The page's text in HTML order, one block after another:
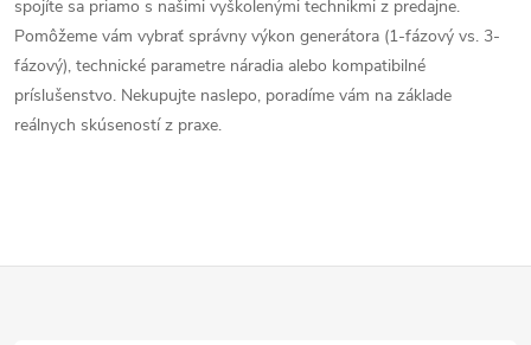
spojíte sa priamo s našimi vyškolenými technikmi z predajne.
Pomôžeme vám vybrať správny výkon generátora (1-fázový vs. 3-
fázový), technické parametre náradia alebo kompatibilné
príslušenstvo. Nekupujte naslepo, poradíme vám na základe
reálnych skúseností z praxe.